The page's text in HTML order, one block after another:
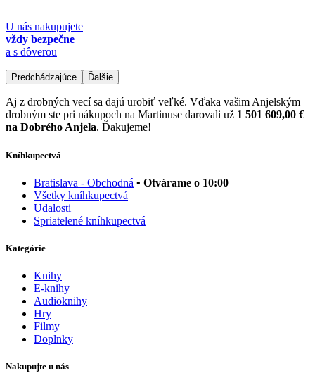
U nás nakupujete
vždy bezpečne
a s dôverou
Predchádzajúce Ďalšie
Aj z drobných vecí sa dajú urobiť veľké. Vďaka vašim Anjelským
drobným ste pri nákupoch na Martinuse darovali už 1 501 609,00 €
na Dobrého Anjela. Ďakujeme!
Kníhkupectvá
Bratislava - Obchodná • Otvárame o 10:00
Všetky kníhkupectvá
Udalosti
Spriatelené kníhkupectvá
Kategórie
Knihy
E-knihy
Audioknihy
Hry
Filmy
Doplnky
Nakupujte u nás